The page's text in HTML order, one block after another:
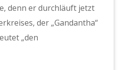
denn er durchläuft jetzt
der „Gandantha“
„den